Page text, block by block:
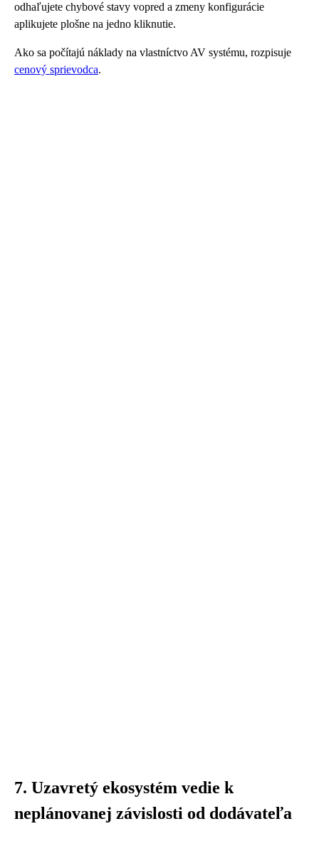
odhaľujete chybové stavy vopred a zmeny konfigurácie
aplikujete plošne na jedno kliknutie.
Ako sa počítajú náklady na vlastníctvo AV systému, rozpisuje
cenový sprievodca.
7. Uzavretý ekosystém vedie k
neplánovanej závislosti od dodávateľa